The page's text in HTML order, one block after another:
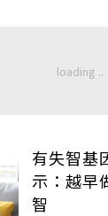
有失智基
示：越早
智